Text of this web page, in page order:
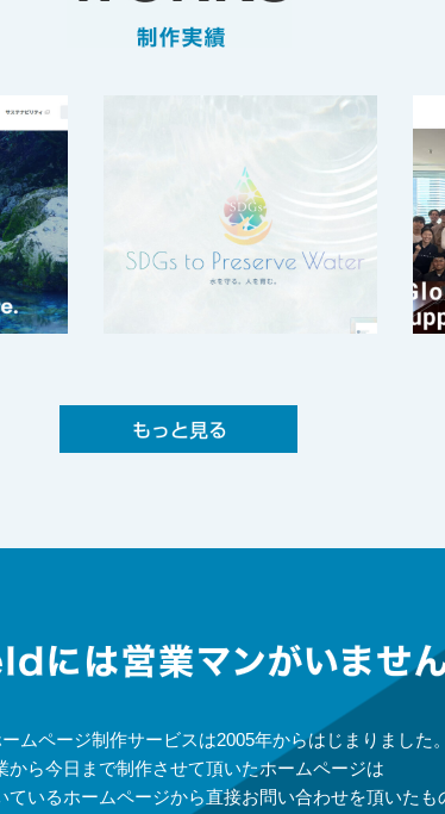
ムページ制作サービスは2005年からはじまりました。
から今日まで制作させて頂いたホームページは
ているホームページから直接お問い合わせを頂いたも